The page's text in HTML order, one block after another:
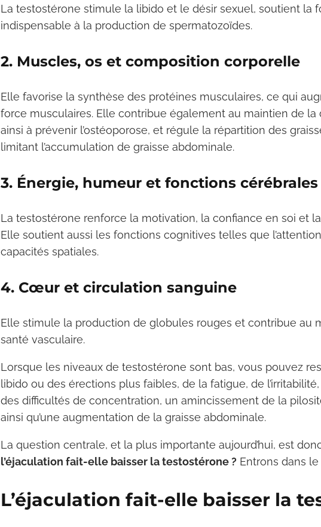
La testostérone stimule la libido et le désir sexuel, soutient la
indispensable à la production de spermatozoïdes.
2. Muscles, os et composition corporelle
Elle favorise la synthèse des protéines musculaires, ce qui
force musculaires. Elle contribue également au maintien de la
ainsi à prévenir l’ostéoporose, et régule la répartition des
limitant l’accumulation de graisse abdominale.
3. Énergie, humeur et fonctions cérébrales
La testostérone renforce la motivation, la confiance en soi et
Elle soutient aussi les fonctions cognitives telles que
capacités spatiales.
4. Cœur et circulation sanguine
Elle stimule la production de globules rouges et contribue au
santé vasculaire.
Lorsque les niveaux de testostérone sont bas, vous pouvez
libido ou des érections plus faibles, de la fatigue, de
des difficultés de concentration, un amincissement de la
ainsi qu’une augmentation de la graisse abdominale.
La question centrale, et la plus importante aujourd’hui, est
l’éjaculation fait-elle baisser la testostérone ? Entrons dans
L’éjaculation fait-elle baisser la